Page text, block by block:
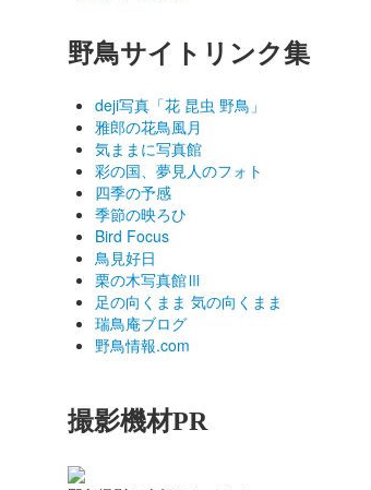
野鳥サイトリンク集
deji写真「花 昆虫 野鳥」
雅郎の花鳥風月
気ままに写真館
彩の国、夢見人のフォト
四季の予感
季節の映ろひ
Bird Focus
鳥見好日
栗の木写真館Ⅲ
足の向くまま 気の向くまま
瑞鳥庵ブログ
野鳥情報.com
撮影機材PR